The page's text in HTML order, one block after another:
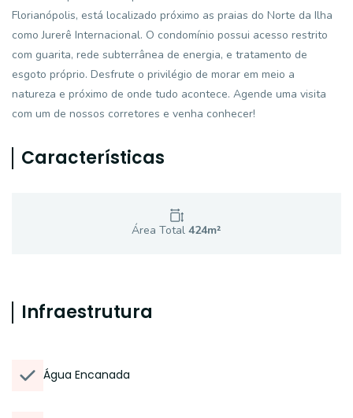
Florianópolis, está localizado próximo as praias do Norte da Ilha
como Jurerê Internacional. O condomínio possui acesso restrito
com guarita, rede subterrânea de energia, e tratamento de
esgoto próprio. Desfrute o privilégio de morar em meio a
natureza e próximo de onde tudo acontece. Agende uma visita
com um de nossos corretores e venha conhecer!
Características
Área Total 424m²
Infraestrutura
Água Encanada